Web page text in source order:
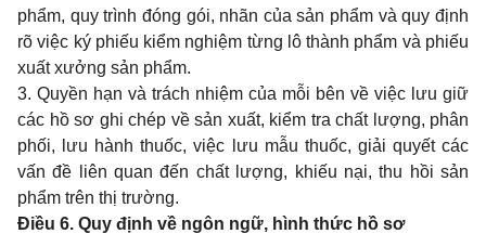
phẩm, quy trình đóng gói, nhãn của sản phẩm và quy định
rõ việc ký phiếu kiểm nghiệm từng lô thành phẩm và phiếu
xuất xưởng sản phẩm.
3. Quyền hạn và trách nhiệm của mỗi bên về việc lưu giữ
các hồ sơ ghi chép về sản xuất, kiểm tra chất lượng, phân
phối, lưu hành thuốc, việc lưu mẫu thuốc, giải quyết các
vấn đề liên quan đến chất lượng, khiếu nại, thu hồi sản
phẩm trên thị trường.
Điều 6. Quy định về ngôn ngữ, hình thức hồ sơ